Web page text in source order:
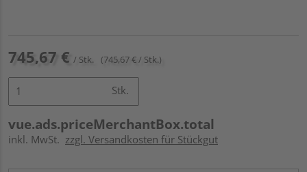
745,67 € / Stk. (745,67 € / Stk.)
Stk.
vue.ads.priceMerchantBox.total
inkl. MwSt. zzgl. Versandkosten für Stückgut